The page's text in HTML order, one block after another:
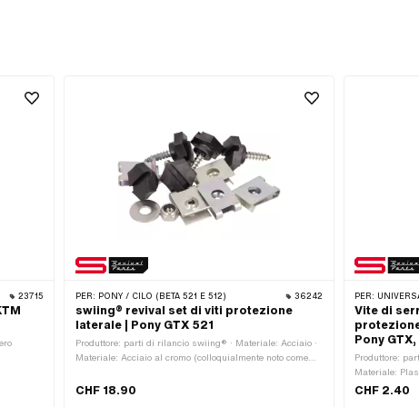
23715 PER: PONY / CILO (BETA 521 E 512) 36242
swiing® revival set di viti protezione
laterale | Pony GTX 521
Produttore: parti di rilancio swiing® · Materiale: Acciaio ·
Materiale: Acciaio al cromo (colloquialmente noto come
Slot · Superficie: inossidabile · Superficie: zincato (blu) ·
CHF 18.90
PER:
Vite di
Pony
Produttore:
Materiale:
grigio · Tipo
CHF 2.40